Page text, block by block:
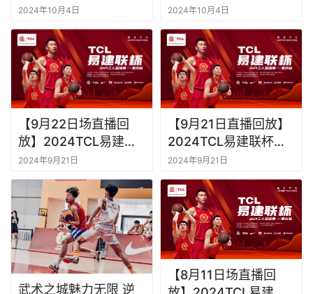
中
2024年10月4日
中
2024年10月4日
【9月22日场直播回
放】2024TCL易建联
杯三人篮球赛（重庆
站）
2024年9月21日
【9月21日直播回放】
2024TCL易建联杯三
人篮球赛（重庆站）
2024年9月21日
武术之城魅力无限 逆
【8月11日场直播回